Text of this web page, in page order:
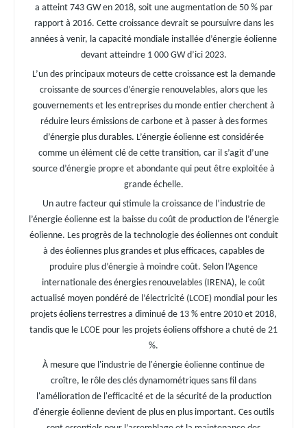
a atteint 743 GW en 2018, soit une augmentation de 50 % par
rapport à 2016. Cette croissance devrait se poursuivre dans les
années à venir, la capacité mondiale installée d’énergie éolienne
devant atteindre 1 000 GW d’ici 2023.
L’un des principaux moteurs de cette croissance est la demande
croissante de sources d’énergie renouvelables, alors que les
gouvernements et les entreprises du monde entier cherchent à
réduire leurs émissions de carbone et à passer à des formes
d’énergie plus durables. L’énergie éolienne est considérée
comme un élément clé de cette transition, car il s’agit d’une
source d’énergie propre et abondante qui peut être exploitée à
grande échelle.
Un autre facteur qui stimule la croissance de l’industrie de
l’énergie éolienne est la baisse du coût de production de l’énergie
éolienne. Les progrès de la technologie des éoliennes ont conduit
à des éoliennes plus grandes et plus efficaces, capables de
produire plus d’énergie à moindre coût. Selon l’Agence
internationale des énergies renouvelables (IRENA), le coût
actualisé moyen pondéré de l’électricité (LCOE) mondial pour les
projets éoliens terrestres a diminué de 13 % entre 2010 et 2018,
tandis que le LCOE pour les projets éoliens offshore a chuté de 21
%.
À mesure que l'industrie de l'énergie éolienne continue de
croître, le rôle des clés dynamométriques sans fil dans
l'amélioration de l'efficacité et de la sécurité de la production
d'énergie éolienne devient de plus en plus important. Ces outils